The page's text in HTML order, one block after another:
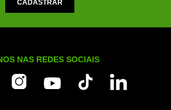
NAS REDES SOCIAIS